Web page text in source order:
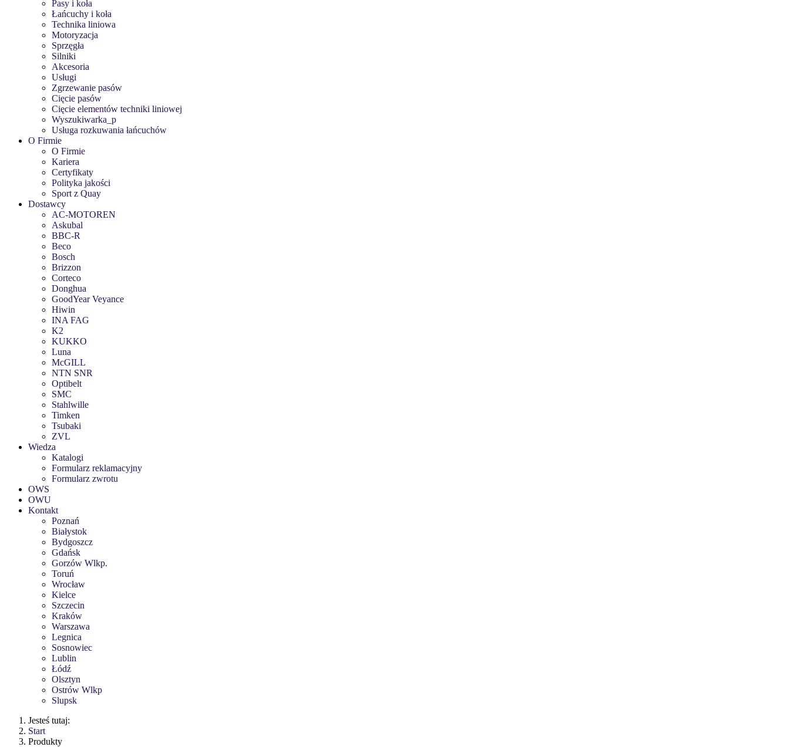
Pasy i koła
Łańcuchy i koła
Technika liniowa
Motoryzacja
Sprzęgła
Silniki
Akcesoria
Usługi
Zgrzewanie pasów
Cięcie pasów
Cięcie elementów techniki liniowej
Wyszukiwarka_p
Usługa rozkuwania łańcuchów
O Firmie
O Firmie
Kariera
Certyfikaty
Polityka jakości
Sport z Quay
Dostawcy
AC-MOTOREN
Askubal
BBC-R
Beco
Bosch
Brizzon
Corteco
Donghua
GoodYear Veyance
Hiwin
INA FAG
K2
KUKKO
Luna
McGILL
NTN SNR
Optibelt
SMC
Stahlwille
Timken
Tsubaki
ZVL
Wiedza
Katalogi
Formularz reklamacyjny
Formularz zwrotu
OWS
OWU
Kontakt
Poznań
Białystok
Bydgoszcz
Gdańsk
Gorzów Wlkp.
Toruń
Wrocław
Kielce
Szczecin
Kraków
Warszawa
Legnica
Sosnowiec
Lublin
Łódź
Olsztyn
Ostrów Wlkp
Slupsk
Jesteś tutaj:
Start
Produkty